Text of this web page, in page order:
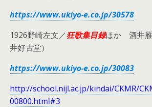
https://www.ukiyo-e.co.jp/30578
1926野崎左文／狂歌集目録ほか 酒井
井好古堂）
https://www.ukiyo-e.co.jp/30083
http://school.nijl.ac.jp/kindai/CKMR/
00800.html#3